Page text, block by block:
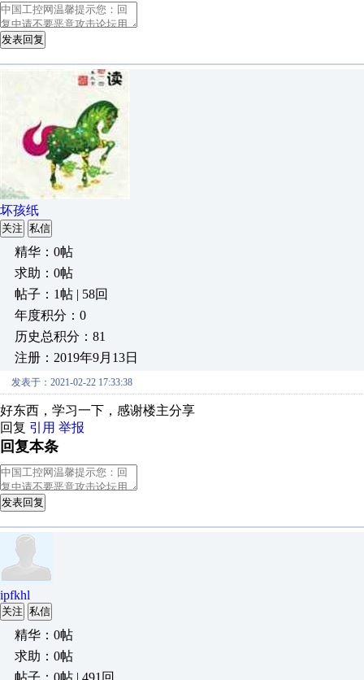
发表回复
坏孩纸
关注 私信
精华：0帖
求助：0帖
帖子：1帖 | 58回
年度积分：0
历史总积分：81
注册：2019年9月13日
发表于：2021-02-22 17:33:38
好东西，学习一下，感谢楼主分享
回复 引用 举报
回复本条
发表回复
ipfkhl
关注 私信
精华：0帖
求助：0帖
帖子：0帖 | 491回